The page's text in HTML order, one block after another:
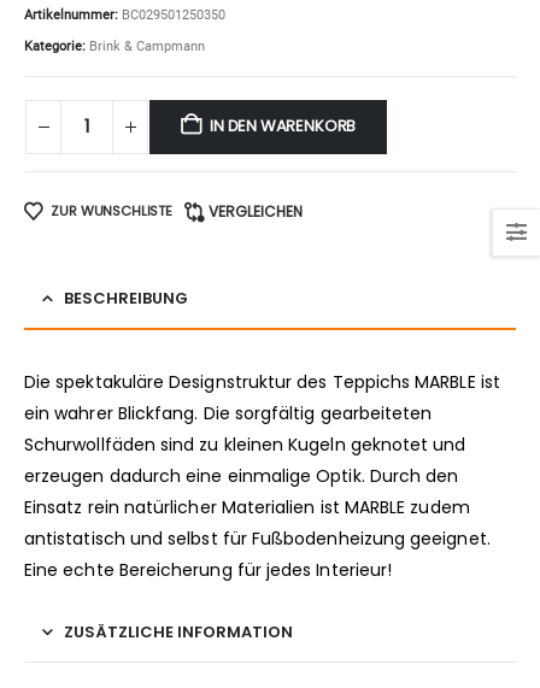
Artikelnummer: BC029501250350
Kategorie: Brink & Campmann
IN DEN WARENKORB
ZUR WUNSCHLISTE VERGLEICHEN
BESCHREIBUNG
Die spektakuläre Designstruktur des Teppichs MARBLE ist
ein wahrer Blickfang. Die sorgfältig gearbeiteten
Schurwollfäden sind zu kleinen Kugeln geknotet und
erzeugen dadurch eine einmalige Optik. Durch den
Einsatz rein natürlicher Materialien ist MARBLE zudem
antistatisch und selbst für Fußbodenheizung geeignet.
Eine echte Bereicherung für jedes Interieur!
ZUSÄTZLICHE INFORMATION